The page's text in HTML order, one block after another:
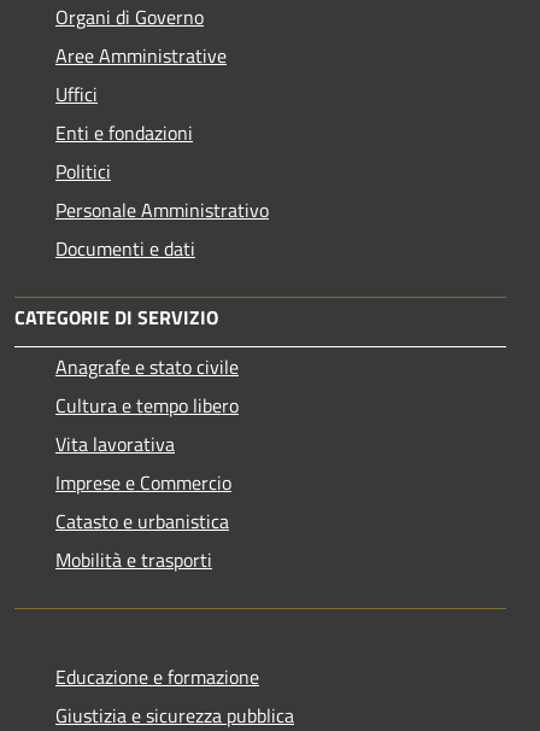
Organi di Governo
Aree Amministrative
Uffici
Enti e fondazioni
Politici
Personale Amministrativo
Documenti e dati
CATEGORIE DI SERVIZIO
Anagrafe e stato civile
Cultura e tempo libero
Vita lavorativa
Imprese e Commercio
Catasto e urbanistica
Mobilità e trasporti
Educazione e formazione
Giustizia e sicurezza pubblica